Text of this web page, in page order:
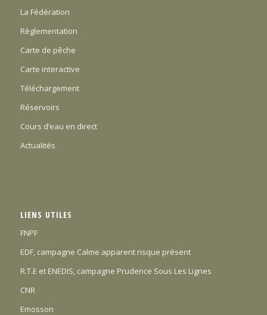
La Fédération
Règlementation
Carte de pêche
Carte interactive
Téléchargement
Réservoirs
Cours d’eau en direct
Actualités
LIENS UTILES
FNPF
EDF, campagne Calme apparent risque présent
R.T.E et ENEDIS, campagne Prudence Sous Les Lignes
CNR
Emosson